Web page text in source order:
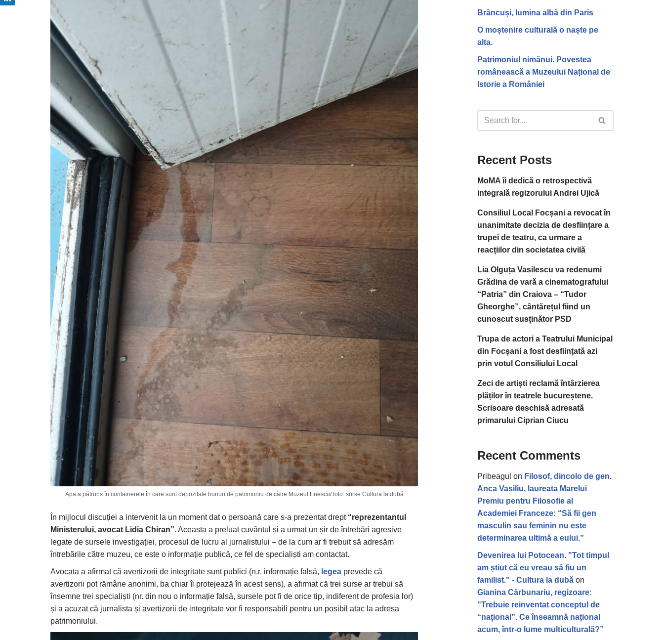
Apa a pătruns în containerele în care sunt depozitate bunuri de patrimoniu de către Muzeul Enescu/ foto: surse Cultura la dubă
În mijlocul discuției a intervenit la un moment dat o persoană care s-a prezentat drept “reprezentantul
Ministerului, avocat Lidia Chiran”. Aceasta a preluat cuvântul și a urmat un șir de întrebări agresive
legate de sursele investigației, procesul de lucru al jurnalistului – de la cum ar fi trebuit să adresăm
întrebările către muzeu, ce este o informație publică, ce fel de specialiști am contactat.
Avocata a afirmat că avertizorii de integritate sunt publici (n.r. informație falsă, legea prevede că
avertizorii pot rămâne anonimi, ba chiar îi protejează în acest sens), a afirmat că trei surse ar trebui să
însemne trei specialiști (nr. din nou o informație falsă, sursele pot fi de orice tip, indiferent de profesia lor)
și a acuzat că jurnalista și avertizorii de integritate vor fi responsabili pentru un posibil atac la adresa
patrimoniului.
Brâncuși, lumina albă din Paris
O moștenire culturală o naște pe
alta.
Patrimoniul nimănui. Povestea
românească a Muzeului Național de
Istorie a României
Recent Posts
MoMA îi dedică o retrospectivă
integrală regizorului Andrei Ujică
Consiliul Local Focșani a revocat în
unanimitate decizia de desființare a
trupei de teatru, ca urmare a
reacțiilor din societatea civilă
Lia Olguța Vasilescu va redenumi
Grădina de vară a cinematografului
“Patria” din Craiova – “Tudor
Gheorghe”, cântărețul fiind un
cunoscut susținător PSD
Trupa de actori a Teatrului Municipal
din Focșani a fost desființată azi
prin votul Consiliului Local
Zeci de artiști reclamă întârzierea
plăților în teatrele bucureștene.
Scrisoare deschisă adresată
primarului Ciprian Ciucu
Recent Comments
Pribeagul on Filosof, dincolo de gen.
Anca Vasiliu, laureata Marelui
Premiu pentru Filosofie al
Academiei Franceze: “Să fii gen
masculin sau feminin nu este
determinarea ultimă a eului.”
Devenirea lui Potocean. "Tot timpul
am știut că eu vreau să fiu un
familist." - Cultura la dubă on
Gianina Cărbunariu, regizoare:
“Trebuie reinventat conceptul de
“național”. Ce înseamnă național
acum, într-o lume multiculturală?”